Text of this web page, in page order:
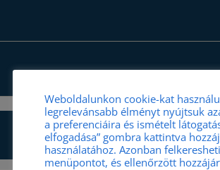
Weboldalunkon cookie-kat
legrelevánsabb élményt nyújtsuk
a preferenciáira és ismételt
elfogadása” gombra kattintva
használatához. Azonban
menüpontot, és ellenőrzött